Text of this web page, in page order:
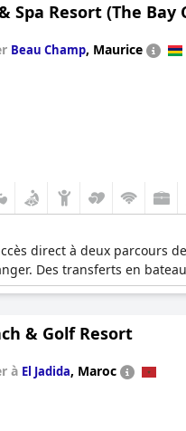
Spa Resort (The Bay
Beau Champ, Maurice
direct à deux parcours
Des transferts en
& Golf Resort
à El Jadida, Maroc